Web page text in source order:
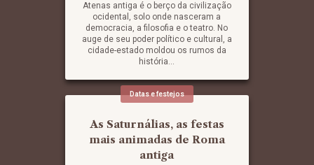
Atenas antiga é o berço da civilização
ocidental, solo onde nasceram a
democracia, a filosofia e o teatro. No
auge de seu poder político e cultural, a
cidade-estado moldou os rumos da
história...
Datas e festejos
As Saturnálias, as festas
mais animadas de Roma
antiga